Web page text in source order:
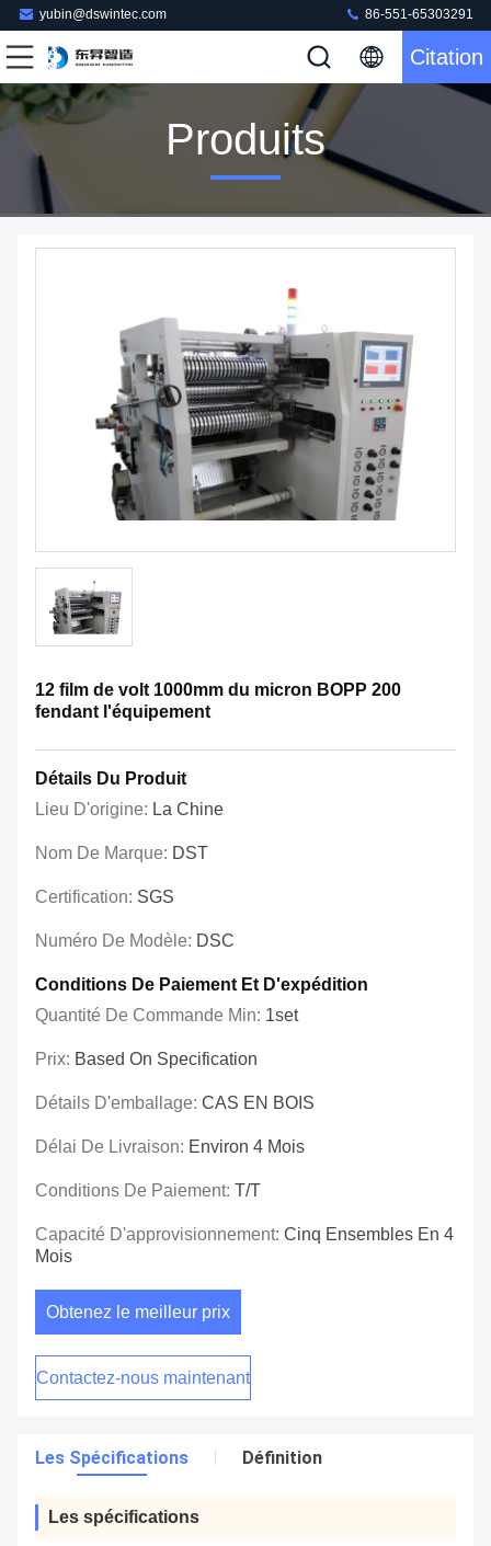
yubin@dswintec.com 86-551-65303291
Citation
Produits
12 film de volt 1000mm du micron BOPP 200
fendant l'équipement
Détails Du Produit
Lieu D'origine: La Chine
Nom De Marque: DST
Certification: SGS
Numéro De Modèle: DSC
Conditions De Paiement Et D'expédition
Quantité De Commande Min: 1set
Prix: Based On Specification
Détails D'emballage: CAS EN BOIS
Délai De Livraison: Environ 4 Mois
Conditions De Paiement: T/T
Capacité D'approvisionnement: Cinq Ensembles En 4
Mois
Obtenez le meilleur prix
Contactez-nous maintenant
Les Spécifications Définition
Les spécifications